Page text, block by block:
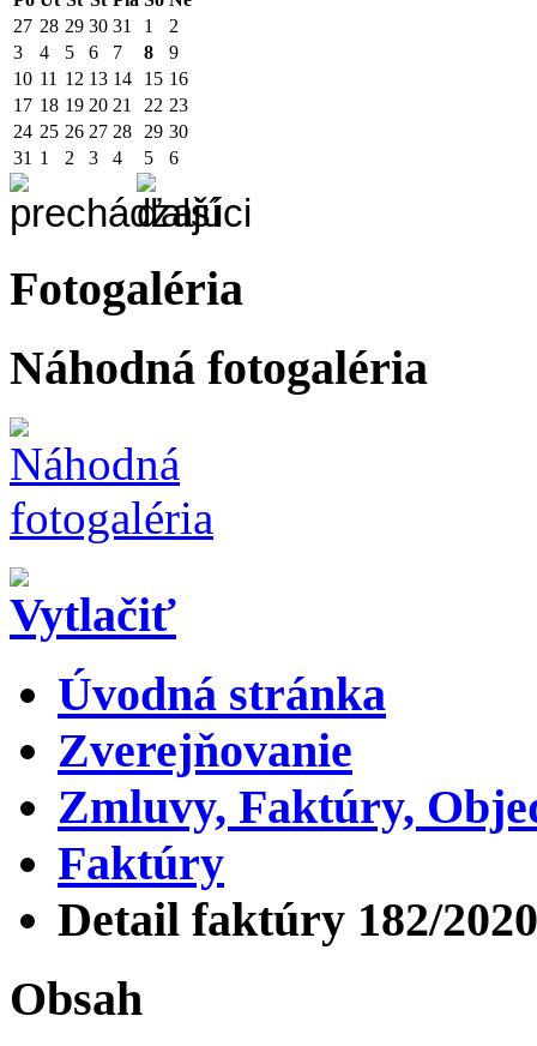
27 28 29 30 31 1
2
3
4 5 6 7 8
9
10 11 12 13 14 15 16
17 18 19 20 21 22 23
24 25 26 27 28 29 30
31 1 2 3 4 5 6
Fotogaléria
Náhodná fotogaléria
Úvodná stránka
Zverejňovanie
Zmluvy, Faktúry,
Faktúry
Detail faktúry 182/2020
Obsah